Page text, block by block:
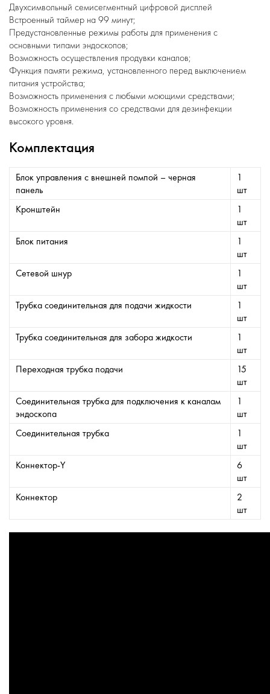
Двухсимвольный семисегментный цифровой дисплей
Встроенный таймер на 99 минут;
Предустановленные режимы работы для применения с
основными типами эндоскопов;
Возможность осуществления продувки каналов;
Функция памяти режима, установленного перед выключением
питания устройства;
Возможность применения с любыми моющими средствами;
Возможность применения со средствами для дезинфекции
высокого уровня.
Комплектация
Блок управления с внешней помпой – черная
панель
1
шт
Кронштейн
1
шт
Блок питания
1
шт
Сетевой шнур
1
шт
Трубка соединительная для подачи жидкости
1
шт
Трубка соединительная для забора жидкости
1
шт
Переходная трубка подачи
15
шт
Соединительная трубка для подключения к каналам
эндоскопа
1
шт
Соединительная трубка
1
шт
Коннектор-Y
6
шт
Коннектор
2
шт